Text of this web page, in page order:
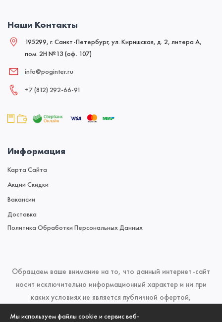
Мы используем файлы cookie и сервис веб-
Наши Контакты
195299, г. Санкт-Петербург, ул. Киришская, д. 2, литера А,
пом. 2Н №13 (оф. 107)
info@poginter.ru
+7 (812) 292‑66‑91
Информация
Карта Сайта
Акции Скидки
Вакансии
Доставка
Политика Обработки Персональных Данных
Обращаем ваше внимание на то, что данный интернет-сайт
носит исключительно информационный характер и ни при
каких условиях не является публичной офертой,